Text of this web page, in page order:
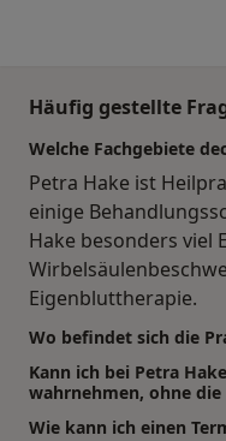
Häufig gestellte
Welche Fachgebiete
Petra Hake ist
einige
Hake besonders
Eigenbluttherapie.
Wo befindet sich die
Kann ich bei Petra
wahrnehmen, ohne die
Wie kann ich einen